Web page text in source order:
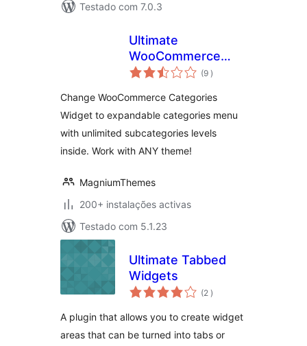
Testado com 7.0.3
Ultimate
WooCommerce
Expandable (9 classificações
)
Change WooCommerce Categories
Widget to expandable categories menu
with unlimited subcategories levels
inside. Work with ANY theme!
MagniumThemes
200+ instalações activas
Testado com 5.1.23
Ultimate Tabbed
Widgets
(2 classificações
)
A plugin that allows you to create widget
areas that can be turned into tabs or